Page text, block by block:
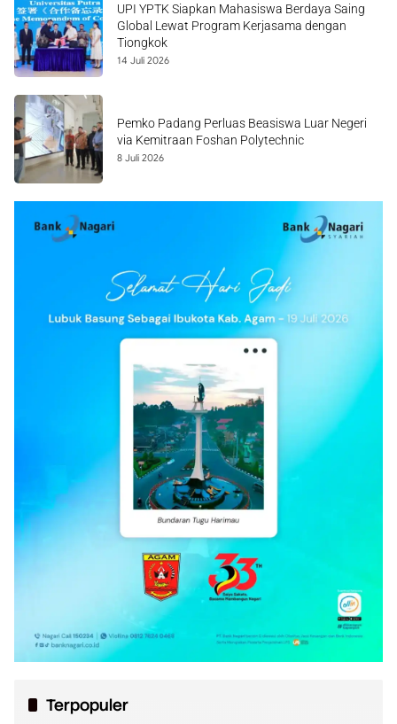
UPI YPTK Siapkan Mahasiswa Berdaya Saing
Global Lewat Program Kerjasama dengan
Tiongkok
14 Juli 2026
Pemko Padang Perluas Beasiswa Luar Negeri
via Kemitraan Foshan Polytechnic
8 Juli 2026
Terpopuler